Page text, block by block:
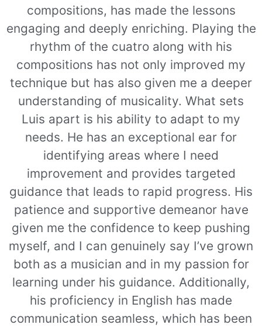
compositions, has made the lessons
engaging and deeply enriching. Playing the
rhythm of the cuatro along with his
compositions has not only improved my
technique but has also given me a deeper
understanding of musicality. What sets
Luis apart is his ability to adapt to my
needs. He has an exceptional ear for
identifying areas where I need
improvement and provides targeted
guidance that leads to rapid progress. His
patience and supportive demeanor have
given me the confidence to keep pushing
myself, and I can genuinely say I’ve grown
both as a musician and in my passion for
learning under his guidance. Additionally,
his proficiency in English has made
communication seamless, which has been